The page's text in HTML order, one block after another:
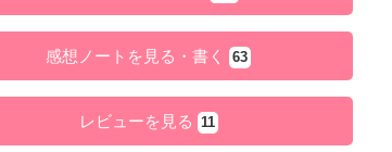
感想ノートを見る・書く 63
レビューを見る 11